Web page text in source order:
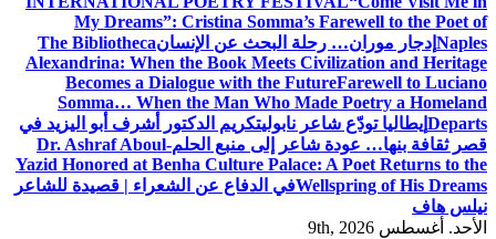
My Dreams”: Cristina Somma’s Farewell to the Poet of
Naples إدجار موران… رحلة البحث عن الإنسانThe Bibliotheca
Alexandrina: When the Book Meets Civilization and Heritage
Becomes a Dialogue with the FutureFarewell to Luciano
Somma… When the Man Who Made Poetry a Homeland
Departs إيطاليا تودّع شاعر نابوليتكريم الدكتور أشرف أبو اليزيد في
قصر ثقافة بنها… عودة شاعر إلى منبع الحلمDr. Ashraf Aboul-
Yazid Honored at Benha Culture Palace: A Poet Returns to the
Wellspring of His Dreamsفي الدفاع عن الشعراء | قصيدة للشاعر
نيلس هاف
الأحد. أغسطس 9th, 2026